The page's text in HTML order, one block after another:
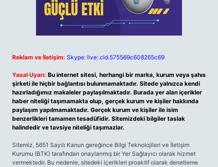
Reklam ve İletişim: Skype: live:.cid.575569c608265c69
Yasal Uyarı: Bu internet sitesi, herhangi bir marka, kurum veya şahıs
şirketi ile hiçbir bağlantısı bulunmamaktadır. Sitede yalnızca kendi
hazırladığımız makaleler paylaşılmaktadır. Burada yer alan içerikler
haber niteliği taşımamakta olup, gerçek kurum ve kişiler hakkında
paylaşım yapılmamaktadır. Gerçek kurum ve kişiler ile isim
benzerlikleri tamamen tesadüfidir. Sitemizdeki bilgiler taslak
halindedir ve tavsiye niteliği taşımazlar.
Sitemiz, 5651 Sayılı Kanun gereğince Bilgi Teknolojileri ve İletişim
Kurumu (BTK) tarafından onaylanmış bir Yer Sağlayıcı olarak hizmet
vermektedir. Bu nedenle, sitedeki içerikleri proaktif olarak denetleme